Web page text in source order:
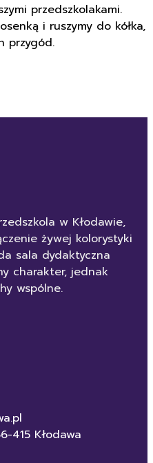
przedszkolakami.
i ruszymy do kółka,
przygód.
w Kłodawie,
żywej kolorystyki
sala dydaktyczna
charakter, jednak
wspólne.
415 Kłodawa